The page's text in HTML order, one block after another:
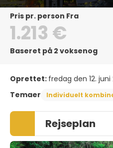
pris pr. person Fra
1.213 €
Baseret på 2 voksenog
Oprettet: fredag den 12. juni
Temaer
Individuelt
Rejseplan